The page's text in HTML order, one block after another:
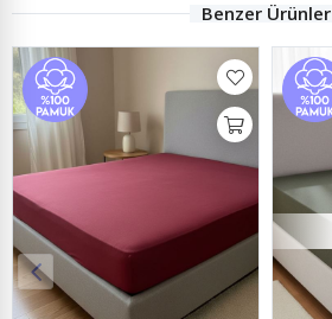
Benzer Ürünler
TÜKENDI